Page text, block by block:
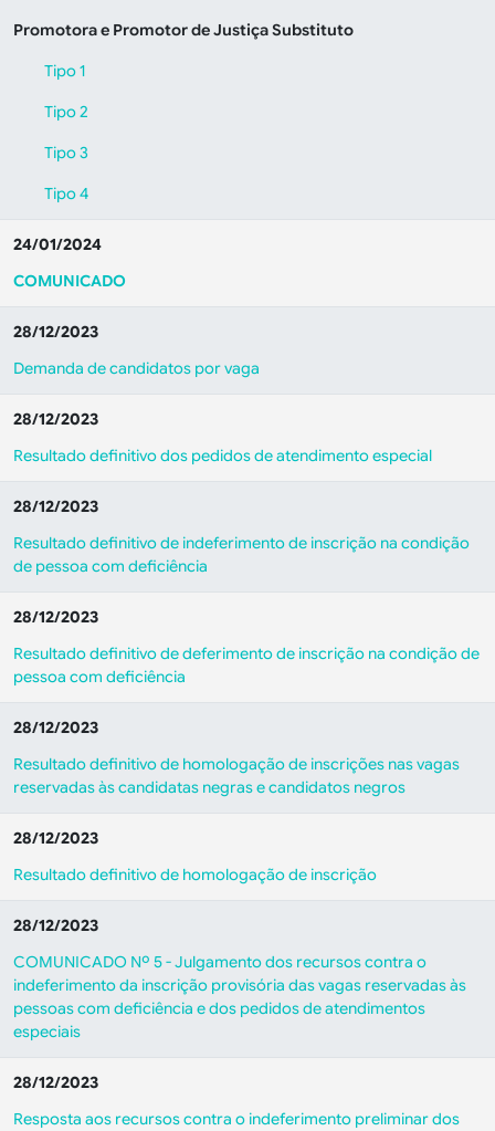
Promotora e Promotor de Justiça Substituto
Tipo 1
Tipo 2
Tipo 3
Tipo 4
24/01/2024
COMUNICADO
28/12/2023
Demanda de candidatos por vaga
28/12/2023
Resultado definitivo dos pedidos de atendimento especial
28/12/2023
Resultado definitivo de indeferimento de inscrição na condição
de pessoa com deficiência
28/12/2023
Resultado definitivo de deferimento de inscrição na condição de
pessoa com deficiência
28/12/2023
Resultado definitivo de homologação de inscrições nas vagas
reservadas às candidatas negras e candidatos negros
28/12/2023
Resultado definitivo de homologação de inscrição
28/12/2023
COMUNICADO Nº 5 - Julgamento dos recursos contra o
indeferimento da inscrição provisória das vagas reservadas às
pessoas com deficiência e dos pedidos de atendimentos
especiais
28/12/2023
Resposta aos recursos contra o indeferimento preliminar dos